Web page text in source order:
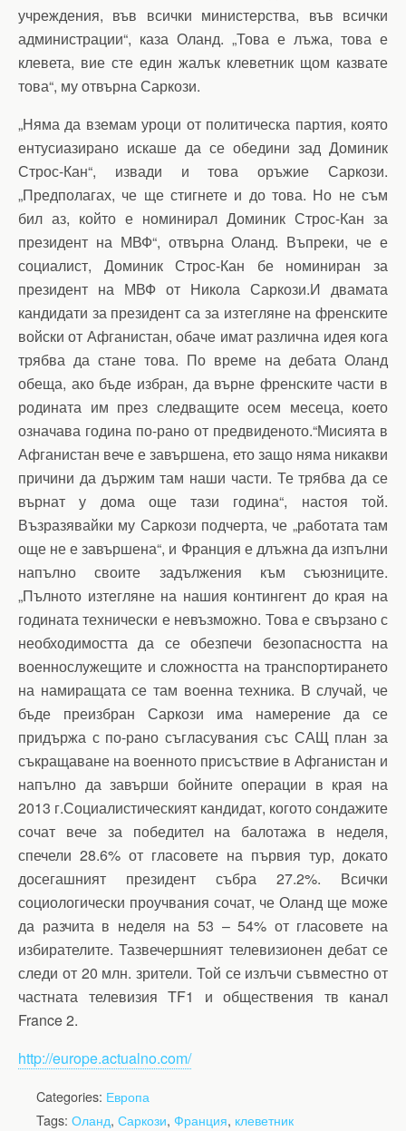
учреждения, във всички министерства, във всички
администрации“, каза Оланд. „Това е лъжа, това е
клевета, вие сте един жалък клеветник щом казвате
това“, му отвърна Саркози.
„Няма да вземам уроци от политическа партия, която
ентусиазирано искаше да се обедини зад Доминик
Строс-Кан“, извади и това оръжие Саркози.
„Предполагах, че ще стигнете и до това. Но не съм
бил аз, който е номинирал Доминик Строс-Кан за
президент на МВФ“, отвърна Оланд. Въпреки, че е
социалист, Доминик Строс-Кан бе номиниран за
президент на МВФ от Никола Саркози.И двамата
кандидати за президент са за изтегляне на френските
войски от Афганистан, обаче имат различна идея кога
трябва да стане това. По време на дебата Оланд
обеща, ако бъде избран, да върне френските части в
родината им през следващите осем месеца, което
означава година по-рано от предвиденото.“Мисията в
Афганистан вече е завършена, ето защо няма никакви
причини да държим там наши части. Те трябва да се
върнат у дома още тази година“, настоя той.
Възразявайки му Саркози подчерта, че „работата там
още не е завършена“, и Франция е длъжна да изпълни
напълно своите задължения към съюзниците.
„Пълното изтегляне на нашия контингент до края на
годината технически е невъзможно. Това е свързано с
необходимостта да се обезпечи безопасността на
военнослужещите и сложността на транспортирането
на намиращата се там военна техника. В случай, че
бъде преизбран Саркози има намерение да се
придържа с по-рано съгласувания със САЩ план за
съкращаване на военното присъствие в Афганистан и
напълно да завърши бойните операции в края на
2013 г.Социалистическият кандидат, когото сондажите
сочат вече за победител на балотажа в неделя,
спечели 28.6% от гласовете на първия тур, докато
досегашният президент събра 27.2%. Всички
социологически проучвания сочат, че Оланд ще може
да разчита в неделя на 53 – 54% от гласовете на
избирателите. Тазвечершният телевизионен дебат се
следи от 20 млн. зрители. Той се излъчи съвместно от
частната телевизия TF1 и обществения тв канал
France 2.
http://europe.actualno.com/
Categories: Европа
Tags: Оланд, Саркози, Франция, клеветник